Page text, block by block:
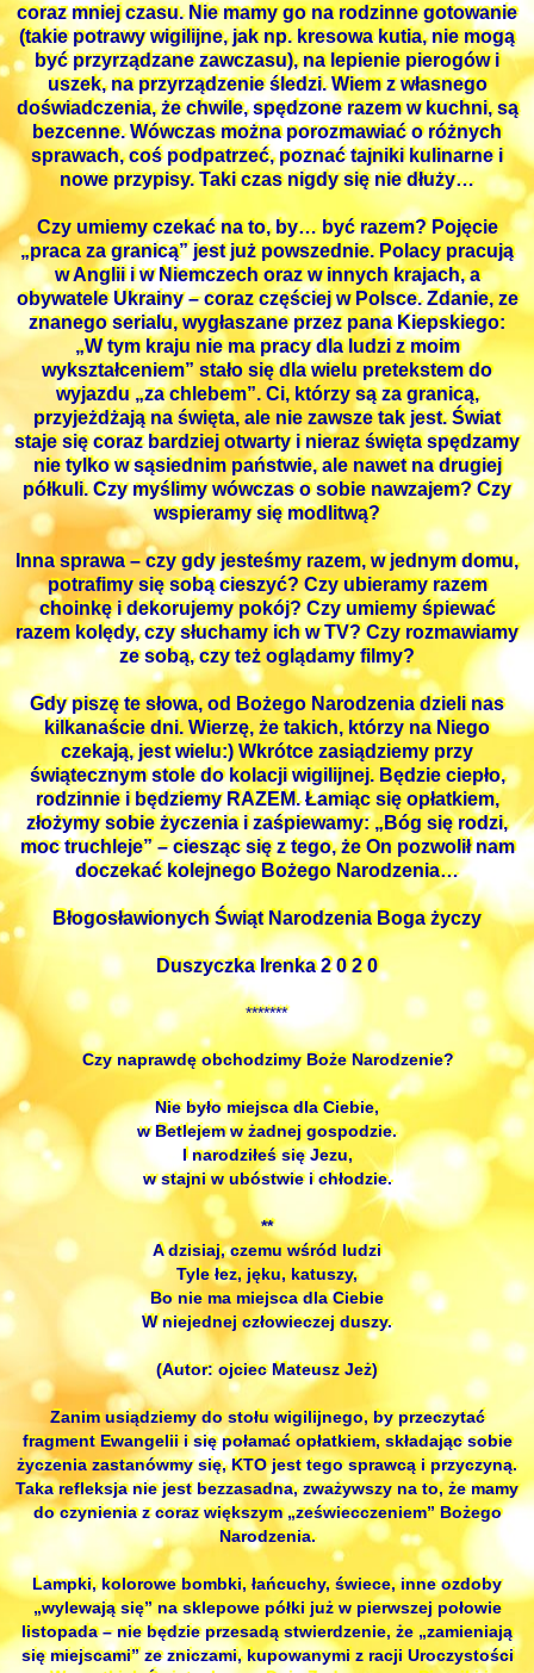
coraz mniej czasu. Nie mamy go na rodzinne gotowanie
(takie potrawy wigilijne, jak np. kresowa kutia, nie mogą
być przyrządzane zawczasu), na lepienie pierogów i
uszek, na przyrządzenie śledzi. Wiem z własnego
doświadczenia, że chwile, spędzone razem w kuchni, są
bezcenne. Wówczas można porozmawiać o różnych
sprawach, coś podpatrzeć, poznać tajniki kulinarne i
nowe przypisy. Taki czas nigdy się nie dłuży…
Czy umiemy czekać na to, by… być razem? Pojęcie
„praca za granicą” jest już powszednie. Polacy pracują
w Anglii i w Niemczech oraz w innych krajach, a
obywatele Ukrainy – coraz częściej w Polsce. Zdanie, ze
znanego serialu, wygłaszane przez pana Kiepskiego:
„W tym kraju nie ma pracy dla ludzi z moim
wykształceniem” stało się dla wielu pretekstem do
wyjazdu „za chlebem”. Ci, którzy są za granicą,
przyjeżdżają na święta, ale nie zawsze tak jest. Świat
staje się coraz bardziej otwarty i nieraz święta spędzamy
nie tylko w sąsiednim państwie, ale nawet na drugiej
półkuli. Czy myślimy wówczas o sobie nawzajem? Czy
wspieramy się modlitwą?
Inna sprawa – czy gdy jesteśmy razem, w jednym domu,
potrafimy się sobą cieszyć? Czy ubieramy razem
choinkę i dekorujemy pokój? Czy umiemy śpiewać
razem kolędy, czy słuchamy ich w TV? Czy rozmawiamy
ze sobą, czy też oglądamy filmy?
Gdy piszę te słowa, od Bożego Narodzenia dzieli nas
kilkanaście dni. Wierzę, że takich, którzy na Niego
czekają, jest wielu:) Wkrótce zasiądziemy przy
świątecznym stole do kolacji wigilijnej. Będzie ciepło,
rodzinnie i będziemy RAZEM. Łamiąc się opłatkiem,
złożymy sobie życzenia i zaśpiewamy: „Bóg się rodzi,
moc truchleje” – ciesząc się z tego, że On pozwolił nam
doczekać kolejnego Bożego Narodzenia…
Błogosławionych Świąt Narodzenia Boga życzy
Duszyczka Irenka 2 0 2 0
*******
Czy naprawdę obchodzimy Boże Narodzenie?
Nie było miejsca dla Ciebie,
w Betlejem w żadnej gospodzie.
I narodziłeś się Jezu,
w stajni w ubóstwie i chłodzie.
**
A dzisiaj, czemu wśród ludzi
Tyle łez, jęku, katuszy,
Bo nie ma miejsca dla Ciebie
W niejednej człowieczej duszy.
(Autor: ojciec Mateusz Jeż)
Zanim usiądziemy do stołu wigilijnego, by przeczytać
fragment Ewangelii i się połamać opłatkiem, składając sobie
życzenia zastanówmy się, KTO jest tego sprawcą i przyczyną.
Taka refleksja nie jest bezzasadna, zważywszy na to, że mamy
do czynienia z coraz większym „zeświecczeniem” Bożego
Narodzenia.
Lampki, kolorowe bombki, łańcuchy, świece, inne ozdoby
„wylewają się” na sklepowe półki już w pierwszej połowie
listopada – nie będzie przesadą stwierdzenie, że „zamieniają
się miejscami” ze zniczami, kupowanymi z racji Uroczystości